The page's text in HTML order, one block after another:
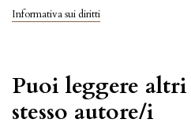
Informativa sui diritti
Puoi leggere
stesso autore/i